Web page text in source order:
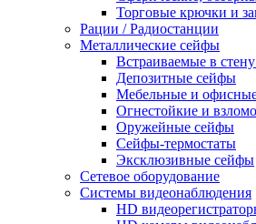
Торговые крючки и
Рации / Радиостанции
Металлические сейфы
Встраиваемые в
Депозитные сейфы
Мебельные и
Огнестойкие и
Оружейные сейфы
Сейфы-термостаты
Эксклюзивные сейфы
Сетевое оборудование
Системы видеонаблюдения
HD